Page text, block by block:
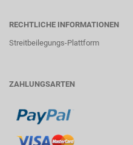
RECHTLICHE INFORMATIONEN
Streitbeilegungs-Plattform
ZAHLUNGSARTEN